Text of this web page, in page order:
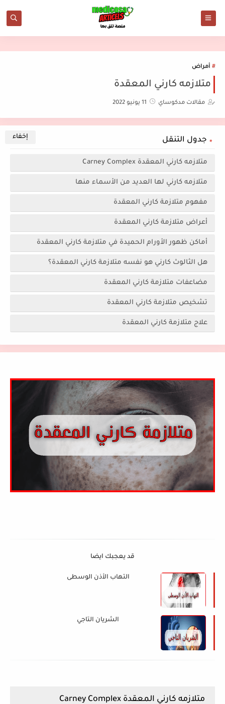
أمراض
متلازمه كارني المعقدة
مقالات مدكوساي 11 يونيو 2022
جدول التنقل
متلازمه كارني المعقدة Carney Complex
متلازمه كارني لها العديد من الأسماء منها
مفهوم متلازمة كارني المعقدة
أعراض متلازمة كارني المعقدة
أماكن ظهور الأورام الحميدة في متلازمة كارني المعقدة
هل الثالوث كارني هو نفسه متلازمة كارني المعقدة؟
مضاعفات متلازمة كارني المعقدة
تشخيص متلازمة كارني المعقدة
علاج متلازمة كارني المعقدة
قد يعجبك ايضا
التهاب الأذن الوسطى
الشريان التاجي
متلازمه كارني المعقدة Carney Complex